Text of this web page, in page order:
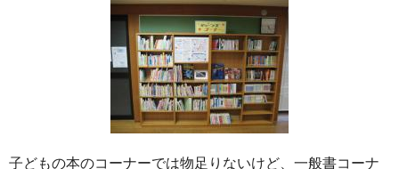
子どもの本のコーナーでは物足りないけど、一般書コーナ